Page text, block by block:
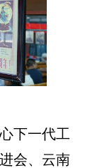
下一代工
会、云南